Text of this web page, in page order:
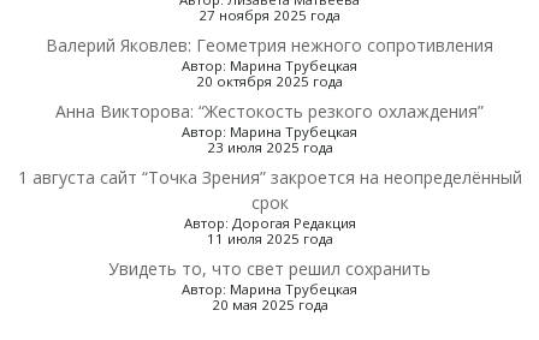
27 ноября 2025 года
Валерий Яковлев: Геометрия нежного сопротивления
Автор: Марина Трубецкая
20 октября 2025 года
Анна Викторова: “Жестокость резкого охлаждения”
Автор: Марина Трубецкая
23 июля 2025 года
1 августа сайт “Точка Зрения” закроется на неопределённый
срок
Автор: Дорогая Редакция
11 июля 2025 года
Увидеть то, что свет решил сохранить
Автор: Марина Трубецкая
20 мая 2025 года